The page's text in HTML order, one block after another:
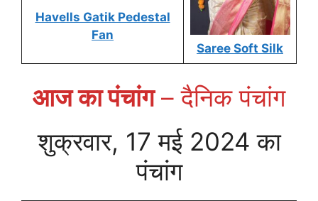
Havells Gatik Pedestal
Fan
Saree Soft Silk
आज का पंचांग– दैनिक पंचांग
शुक्रवार, 17 मई 2024 का
पंचांग